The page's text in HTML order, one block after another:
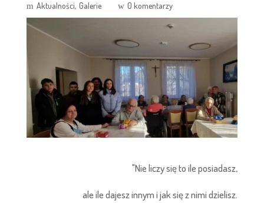
Aktualności Galerie 0 komentarzy
"Nie liczy się to ile posiadasz,
ale ile dajesz innym i jak się z nimi dzielisz.